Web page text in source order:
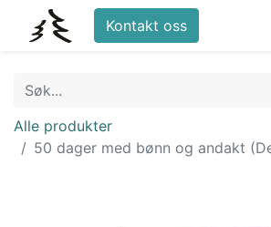
Kontakt oss
Alle produkter
50 dager med bønn og andakt